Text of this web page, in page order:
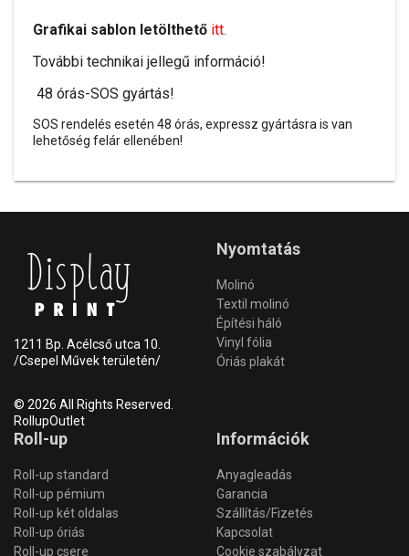
Grafikai sablon letölthető itt.
További technikai jellegű információ!
48 órás-SOS gyártás!
SOS rendelés esetén 48 órás, expressz gyártásra is van
lehetőség felár ellenében!
1211 Bp. Acélcső utca 10.
/Csepel Művek területén/
© 2026 All Rights Reserved.
RollupOutlet
Nyomtatás
Molinó
Textil molinó
Építési háló
Vinyl fólia
Óriás plakát
Roll-up
Roll-up standard
Roll-up pémium
Roll-up két oldalas
Roll-up óriás
Roll-up csere
Információk
Anyagleadás
Garancia
Szállítás/Fizetés
Kapcsolat
Cookie szabályzat